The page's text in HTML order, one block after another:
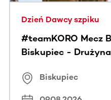
Dzień Dawcy szpiku
#teamKORO Mecz
Biskupiec -
Biskupiec